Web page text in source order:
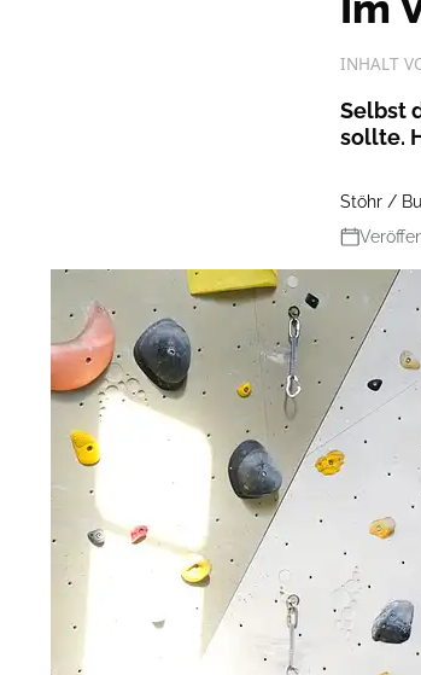
INHALT
Selbst
sollte.
Stöhr /